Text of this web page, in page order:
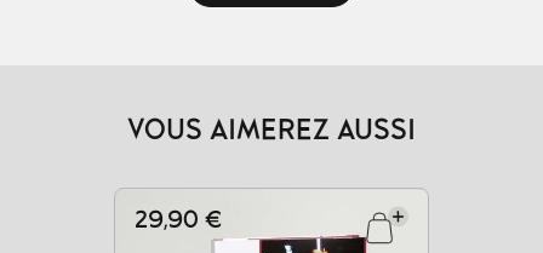
VOUS AIMEREZ AUSSI
29,90 €